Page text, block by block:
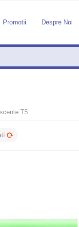
Promotii Despre Noi
T5